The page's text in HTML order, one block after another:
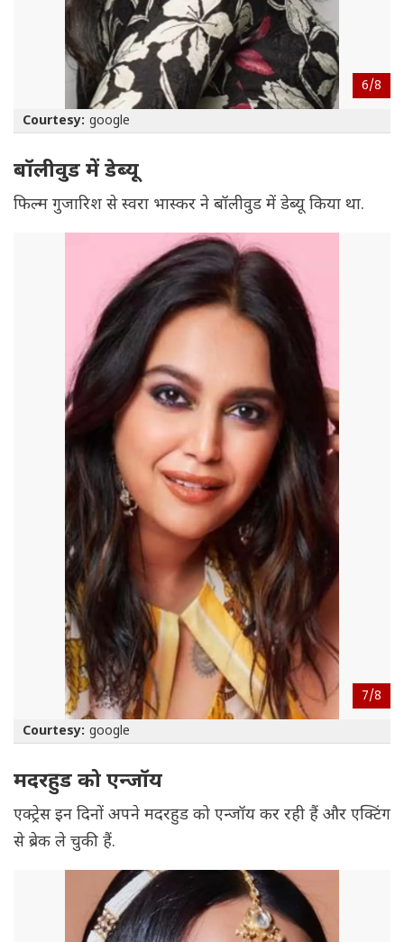
6/8
Courtesy: google
बॉलीवुड में डेब्यू
फिल्म गुजारिश से स्वरा भास्कर ने बॉलीवुड में डेब्यू किया था.
7/8
Courtesy: google
मदरहुड को एन्जॉय
एक्ट्रेस इन दिनों अपने मदरहुड को एन्जॉय कर रही हैं और एक्टिंग
से ब्रेक ले चुकी हैं.